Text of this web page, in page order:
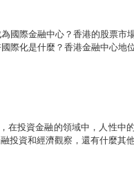
國際金融中心？香港的股票市
際化是什麼？香港金融中心地
在投資金融的領域中，人性中
投資和經濟觀察，還有什麼其